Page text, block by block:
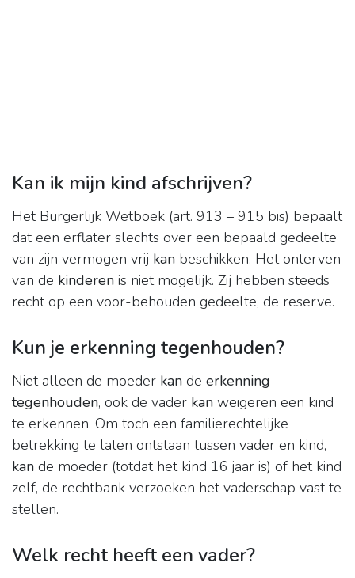
Kan ik mijn kind afschrijven?
Het Burgerlijk Wetboek (art. 913 – 915 bis) bepaalt
dat een erflater slechts over een bepaald gedeelte
van zijn vermogen vrij kan beschikken. Het onterven
van de kinderen is niet mogelijk. Zij hebben steeds
recht op een voor-behouden gedeelte, de reserve.
Kun je erkenning tegenhouden?
Niet alleen de moeder kan de erkenning
tegenhouden, ook de vader kan weigeren een kind
te erkennen. Om toch een familierechtelijke
betrekking te laten ontstaan tussen vader en kind,
kan de moeder (totdat het kind 16 jaar is) of het kind
zelf, de rechtbank verzoeken het vaderschap vast te
stellen.
Welk recht heeft een vader?